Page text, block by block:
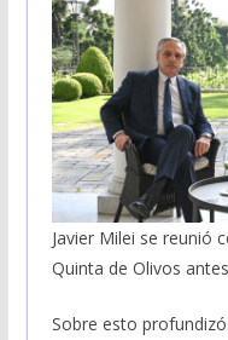
Javier Milei se reunió
Quinta de Olivos
Sobre esto